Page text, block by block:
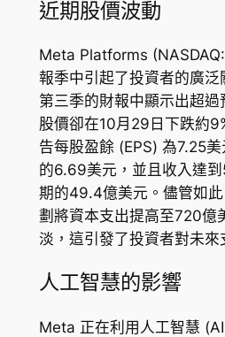
近期股價波動
Meta Platforms
報季中引起了投資者的廣
第三季的財報中顯示出超過
股價卻在10月29日下跌約
告每股盈餘 (EPS) 為7.25
的6.69美元，並且收入達
期的49.4億美元。儘管如
劃將資本支出提高至720億
淡，這引發了投資者對未來
人工智慧的影響
Meta 正在利用人工智慧